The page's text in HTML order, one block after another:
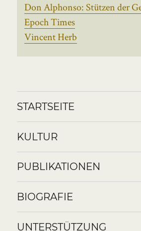
Don Alphonso: Stützen der
Epoch Times
Vincent Herb
STARTSEITE
KULTUR
PUBLIKATIONEN
BIOGRAFIE
UNTERSTÜTZUNG